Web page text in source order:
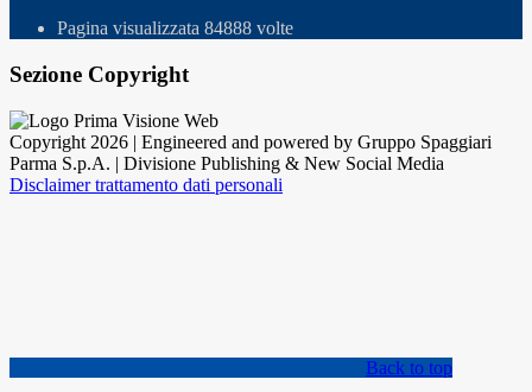
Pagina visualizzata 84888 volte
Sezione Copyright
Copyright 2026 | Engineered and powered by Gruppo Spaggiari
Parma S.p.A. | Divisione Publishing & New Social Media
Disclaimer trattamento dati personali
Back to top